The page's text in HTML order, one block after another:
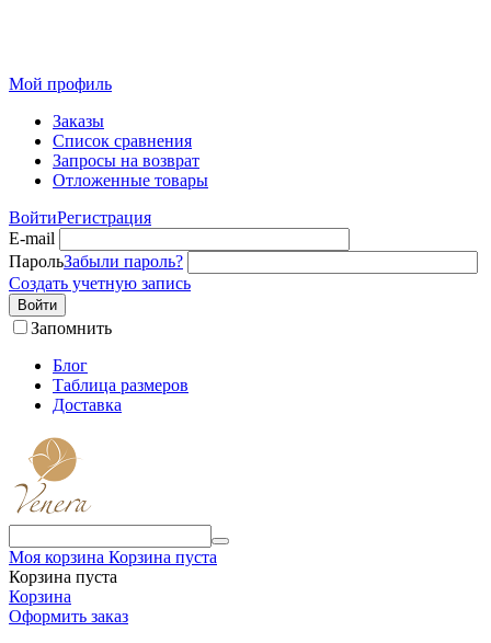
Мой профиль
Заказы
Список сравнения
Запросы на возврат
Отложенные товары
ВойтиРегистрация
E-mail
ПарольЗабыли пароль?
Создать учетную запись
Войти
Запомнить
Блог
Таблица размеров
Доставка
Моя корзина Корзина пуста
Корзина пуста
Корзина
Оформить заказ